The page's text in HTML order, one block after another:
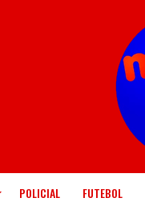
POLICIAL FUTEBOL